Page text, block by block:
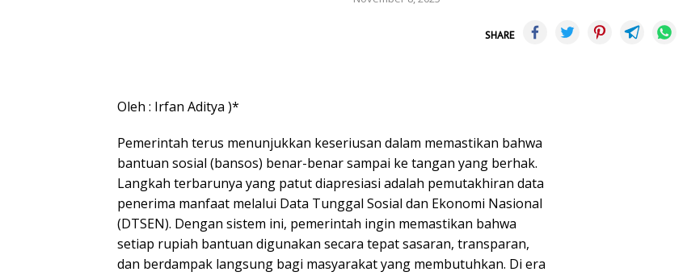
SHARE
Oleh : Irfan Aditya )*
Pemerintah terus menunjukkan keseriusan dalam memastikan bahwa
bantuan sosial (bansos) benar-benar sampai ke tangan yang berhak.
Langkah terbarunya yang patut diapresiasi adalah pemutakhiran data
penerima manfaat melalui Data Tunggal Sosial dan Ekonomi Nasional
(DTSEN). Dengan sistem ini, pemerintah ingin memastikan bahwa
setiap rupiah bantuan digunakan secara tepat sasaran, transparan,
dan berdampak langsung bagi masyarakat yang membutuhkan. Di era